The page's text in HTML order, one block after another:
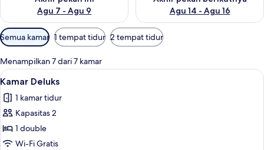
Agu 7 - Agu 9
Agu 14 - Agu 16
Filter
tersedia
untuk
kamar
Semua kamar 1 tempat tidur 2 tempat tidur
Menampilkan 7 dari 7 kamar
Lihat
semua
foto
untuk
Kamar
Deluks
Kamar Deluks | Wi-Fi gratis dan
5
Kamar Deluks
1 kamar tidur
Kapasitas 2
1 double
Wi-Fi Gratis